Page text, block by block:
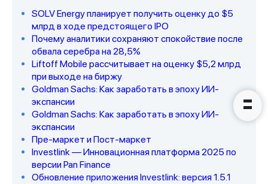
SOLV Energy планирует получить оценку до $5
млрд в ходе предстоящего IPO
Почему аналитики сохраняют спокойствие после
обвала серебра на 28,5%
Liftoff Mobile рассчитывает на оценку $5,2 млрд
при выходе на биржу
Goldman Sachs: Как заработать в эпоху ИИ-
экспансии
Goldman Sachs: Как заработать в эпоху ИИ-
экспансии
Пре-маркет и Пост-маркет
Investlink — Инновационная платформа 2025 по
версии Pan Finance
Обновление приложения Investlink: версия 1.5.1
Наши консультанты свяжутся с
вами в ближайшее время